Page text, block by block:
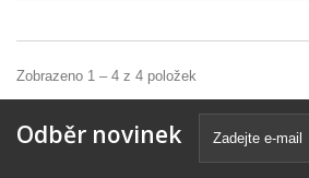
Zobrazeno 1 – 4 z 4 položek
Odběr novinek